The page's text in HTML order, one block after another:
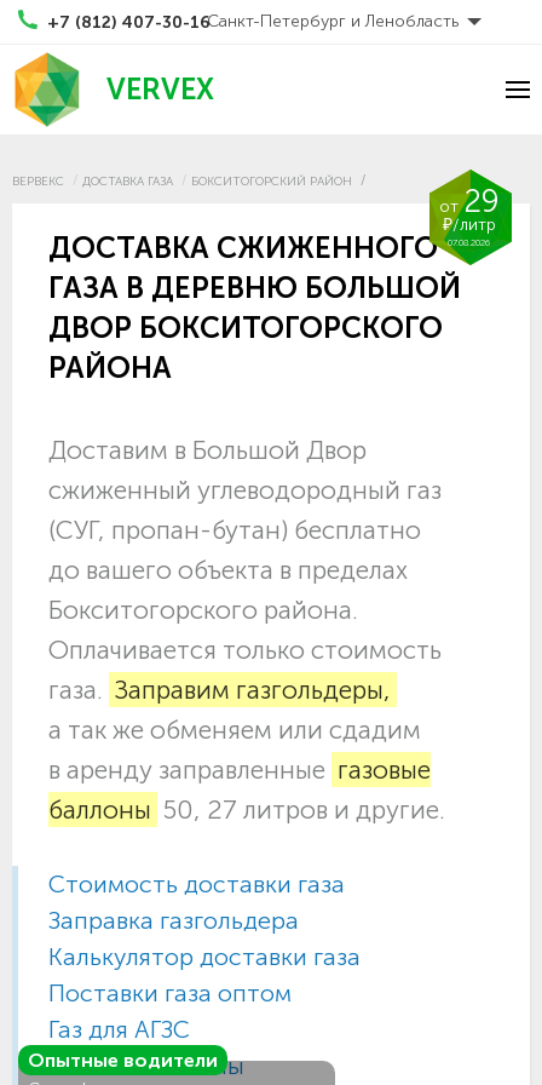
+7 (812) 407-30-16Санкт-Петербург и Ленобласть
VERVEX
ВЕРВЕКС ДОСТАВКА ГАЗА БОКСИТОГОРСКИЙ РАЙОН
от29
₽/литр
07.08.2026
ДОСТАВКА СЖИЖЕННОГО
ГАЗА В ДЕРЕВНЮ БОЛЬШОЙ
ДВОР БОКСИТОГОРСКОГО
РАЙОНА
Доставим в Большой Двор
сжиженный углеводородный газ
(СУГ, пропан-бутан) бесплатно
до вашего объекта в пределах
Бокситогорского района.
Оплачивается только стоимость
газа. Заправим газгольдеры,
а так же обменяем или сдадим
в аренду заправленные газовые
баллоны 50, 27 литров и другие.
Стоимость доставки газа
Заправка газгольдера
Калькулятор доставки газа
Поставки газа оптом
Газ для АГЗС
Газовые баллоны
Опытные водители